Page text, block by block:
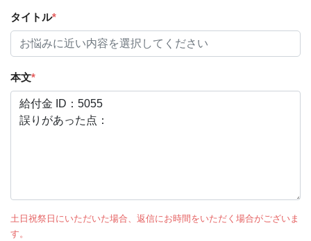
タイトル*
本文*
土日祝祭日にいただいた場合、返信にお時間をいただく場合がございま
す。